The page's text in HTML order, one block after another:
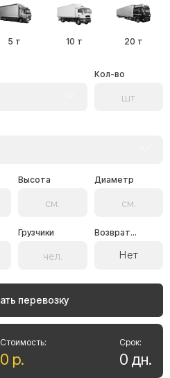
5 т 10 т 20 т
Кол-во
Высота Диаметр
Грузчики Возврат...
Нет
перевозку
Стоимость:
0 р.
Срок:
0 дн.